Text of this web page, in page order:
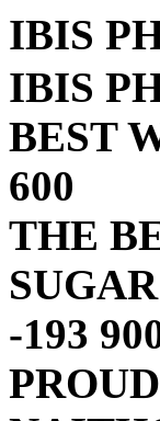
IBIS
IBIS
BEST
600
THE
-193